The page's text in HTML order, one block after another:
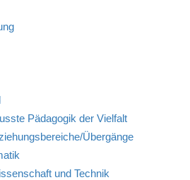
Pädagogik der Vielfalt
Übergänge
und Technik